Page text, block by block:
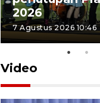
2026
7 Agustus 2026 10:46
Video